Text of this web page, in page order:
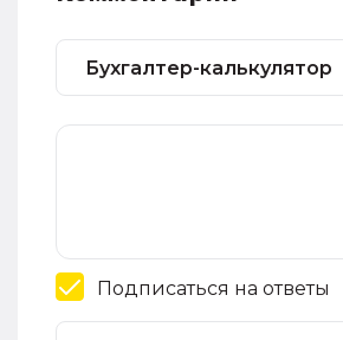
Подписаться на ответы